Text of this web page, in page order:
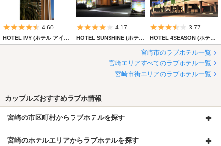
5つ星のうち4.5
4.60
HOTEL IVY (ホテル アイヴィー)
5つ星のうち4
4.17
HOTEL SUNSHINE (ホテル サンシャイン)【キラリグループ】
5つ星のうち
3.77
HOTEL 4SEASON (ホテル フォーシーズン)【キラリグループ】
宮崎市のラブホテル一覧
宮崎エリアすべてのラブホテル一覧
宮崎市街エリアのラブホテル一覧
カップルズおすすめラブホ情報
宮崎の市区町村からラブホテルを探す
宮崎のホテルエリアからラブホテルを探す